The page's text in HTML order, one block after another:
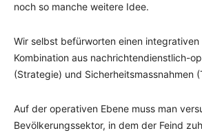
noch so manche weitere Idee.
Wir selbst befürworten einen
Kombination aus nachrichtendienstlich-
(Strategie) und Sicherheitsmassnahmen
Auf der operativen Ebene muss man
Bevölkerungssektor, in dem der Feind